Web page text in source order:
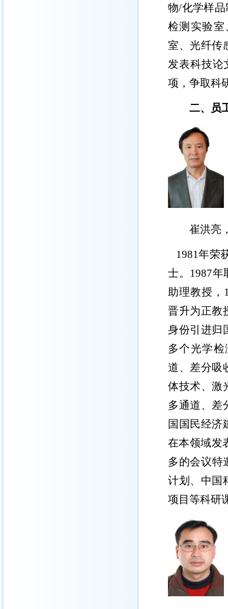
物/化学样
检测实验
室、光纤传
发表科技论
项，争取科
二、员
崔洪亮
1981年荣
士。 1987年
助理教授，
晋升为正教
身份引进归
多个光学
道、差分吸
体技术、激
多通道、差
国国民经济
在本领域发
多的会议特
计划、中国
项目等科研